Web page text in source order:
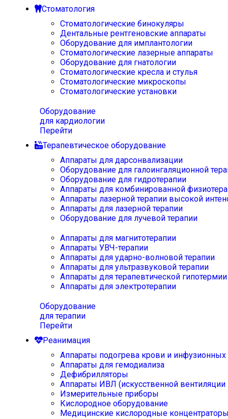
Стоматология
Стоматологические бинокуляры
Дентальные рентгеновские аппараты
Оборудование для имплантологии
Стоматологические лазерные аппараты
Оборудование для гнатологии
Стоматологические кресла и стулья
Стоматологические микроскопы
Стоматологические установки
Оборудование
для кардиологии
Перейти
Терапевтическое оборудование
Аппараты для дарсонвализации
Оборудование для галоингаляционной
Оборудование для гидротерапии
Аппараты для комбинированной
Аппараты лазерной терапии высокой
Аппараты для лазерной терапии
Оборудование для лучевой терапии
Аппараты для магнитотерапии
Аппараты УВЧ-терапии
Аппараты для ударно-волновой терапии
Аппараты для ультразвуковой терапии
Аппараты для терапевтической
Аппараты для электротерапии
Оборудование
для терапии
Перейти
Реанимация
Аппараты подогрева крови и инфузионных
Аппараты для гемодиализа
Дефибрилляторы
Аппараты ИВЛ (искусственной вентиляции
Измерительные приборы
Кислородное оборудование
Медицинские кислородные